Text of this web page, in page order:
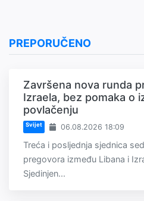
PREPORUČENO
Završena nova runda
Izraela, bez pomaka o
povlačenju
Svijet 06.08.2026 18:09
Treća i posljednja sjednica
pregovora između Libana i
Sjedinjen...